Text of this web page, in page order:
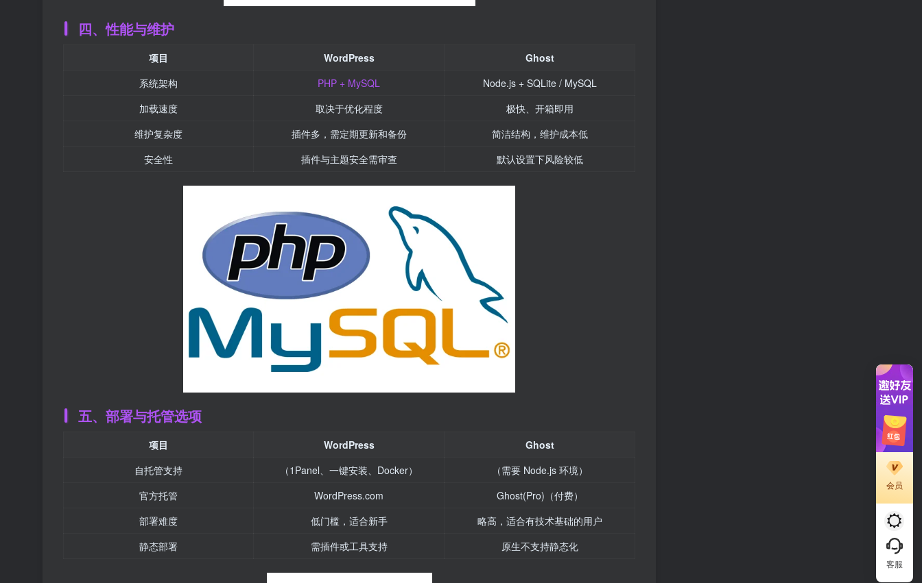
四、性能与维护
项目 WordPress
Ghost
系统架构
PHP + MySQL
Node.js + SQLite / MySQL
加载速度
取决于优化程度
极快、开箱即用
维护复杂度
插件多，需定期更新和备份
简洁结构，维护成本低
安全性
插件与主题安全需审查 默认设置下风险较低
五、部署与托管选项
项目 WordPress
Ghost
自托管支持
（1Panel、一键安装、Docker）
（需要 Node.js 环境）
官方托管
WordPress.com
Ghost(Pro)（付费）
部署难度
低门槛，适合新手
略高，适合有技术基础的用户
静态部署
需插件或工具支持 原生不支持静态化
会员
客服